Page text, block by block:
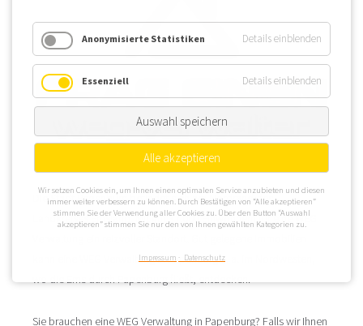
Die Stadt Papenburg befindet sich am Nordrand des
Landkreises Emsland. Mit gut 37.000 Einwohnern für eine WEG
kann eine WEG Verwaltung in Papenburg u. a. im Nordwesten,
wo die Ems durch Papenburg fließt, entdecken.
Sie brauchen eine WEG Verwaltung in Papenburg? Falls wir Ihnen
Anonymisierte Statistiken Details einblenden
Essenziell Details einblenden
Auswahl speichern
Alle akzeptieren
Wir setzen Cookies ein, um Ihnen einen optimalen Service anzubieten und diesen
immer weiter verbessern zu können. Durch Bestätigen von “Alle akzeptieren”
stimmen Sie der Verwendung aller Cookies zu. Über den Button “Auswahl
akzeptieren” stimmen Sie nur den von Ihnen gewählten Kategorien zu.
Impressum Datenschutz